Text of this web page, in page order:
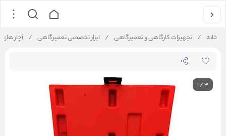
خانه / تجهیزات کارگاهی و تعمیرگاهی / ابزار تخصصی تعمیرگاهی / آچار
1/3